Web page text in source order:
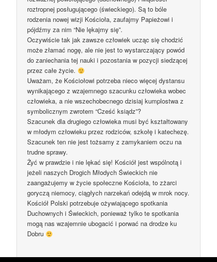
roztropnej posługującego (świeckiego). Są to bóle
rodzenia nowej wizji Kościoła, zaufajmy Papieżowi i
pójdźmy za nim “Nie lękajmy się”.
Oczywiście tak jak zawsze człowiek ucząc się chodzić
może złamać nogę, ale nie jest to wystarczający powód
do zaniechania tej nauki i pozostania w pozycji siedzącej
przez całe życie.
Uważam, że Kościołowi potrzeba nieco więcej dystansu
wynikającego z wzajemnego szacunku człowieka wobec
człowieka, a nie wszechobecnego dzisiaj kumplostwa z
symbolicznym zwrotem “Cześć ksiądz”?
Szacunek dla drugiego człowieka musi być kształtowany
w młodym człowieku przez rodziców, szkołę i katechezę.
Szacunek ten nie jest tożsamy z zamykaniem oczu na
trudne sprawy.
Żyć w prawdzie i nie lękać się! Kościół jest wspólnotą i
jeżeli naszych Drogich Młodych Świeckich nie
zaangażujemy w życie społeczne Kościoła, to zżarci
goryczą niemocy, ciągłych narzekań odejdą w mrok nocy.
Kościół Polski potrzebuje ożywiającego spotkania
Duchownych i Świeckich, ponieważ tylko te spotkania
mogą nas wzajemnie ubogacić i porwać na drodze ku
Dobru